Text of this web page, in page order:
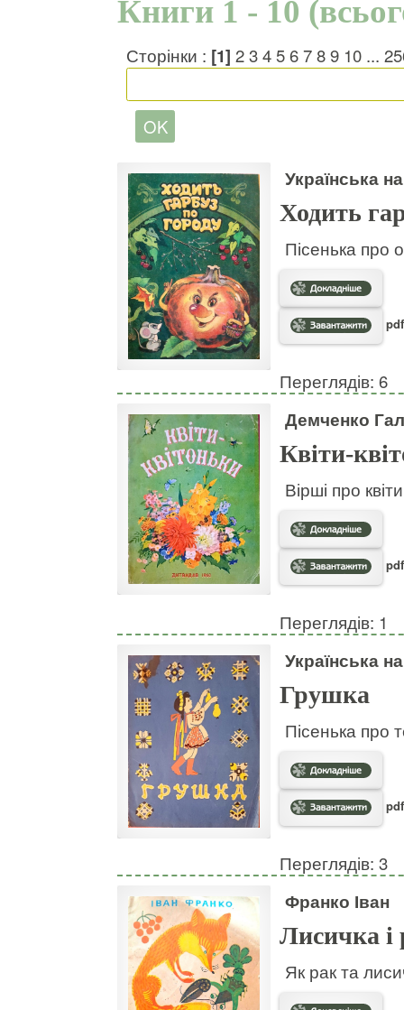
Книги 1 - 10
Сторінки : [1] 23456789 10 ...
Українська
Ходить
Пісенька про
Переглядів: 6
Демченко
Квіти-
Вірші про
Переглядів: 1
Українська
Грушка
Пісенька про
Переглядів: 3
Франко Іван
Лисичка і
Як рак та